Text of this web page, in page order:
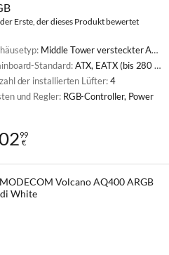
der Erste, der dieses Produkt bewertet
Middle Tower versteckter Anschluss
Standard:ATX, EATX (bis 280 mm Breite), microATX, Mini-ITX
der installierten Lüfter:4
und Regler: RGB-Controller, Power
99
€